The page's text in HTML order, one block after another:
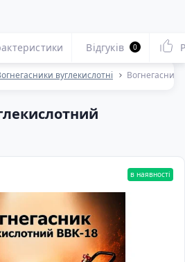
вуглекислотні Вогнегасник
Відгуків 0
в наявності